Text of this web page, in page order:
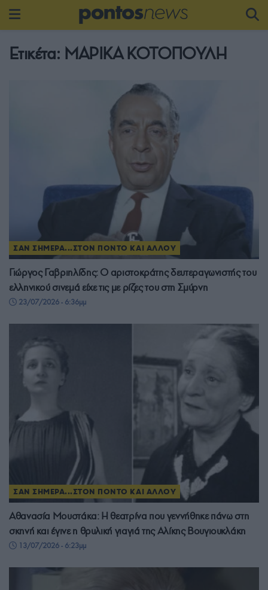
Ετικέτα: ΜΑΡΙΚΑ ΚΟΤΟΠΟΥΛΗ
ΣΑΝ ΣΗΜΕΡΑ...ΣΤΟΝ ΠΟΝΤΟ ΚΑΙ ΑΛΛΟΥ
Γιώργος Γαβριηλίδης: Ο αριστοκράτης δευτεραγωνιστής του
ελληνικού σινεμά είχε τις με ρίζες του στη Σμύρνη
23/07/2026 - 6:36μμ
ΣΑΝ ΣΗΜΕΡΑ...ΣΤΟΝ ΠΟΝΤΟ ΚΑΙ ΑΛΛΟΥ
Αθανασία Μουστάκα: Η θεατρίνα που γεννήθηκε πάνω στη
σκηνή και έγινε η θρυλική γιαγιά της Αλίκης Βουγιουκλάκη
13/07/2026 - 6:23μμ